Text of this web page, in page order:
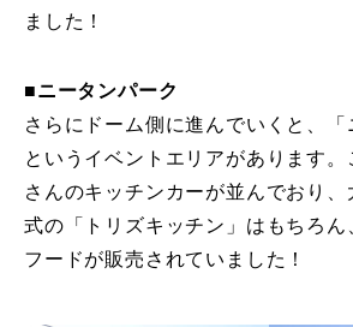
ました！
■ニータンパーク
さらにドーム側に進んでいくと、「
というイベントエリアがあります。
さんのキッチンカーが並んでおり
式の「トリズキッチン」はもちろん
フードが販売されていました！